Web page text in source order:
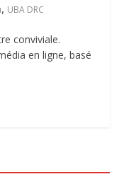
, UBA DRC
conviviale.
en ligne, basé